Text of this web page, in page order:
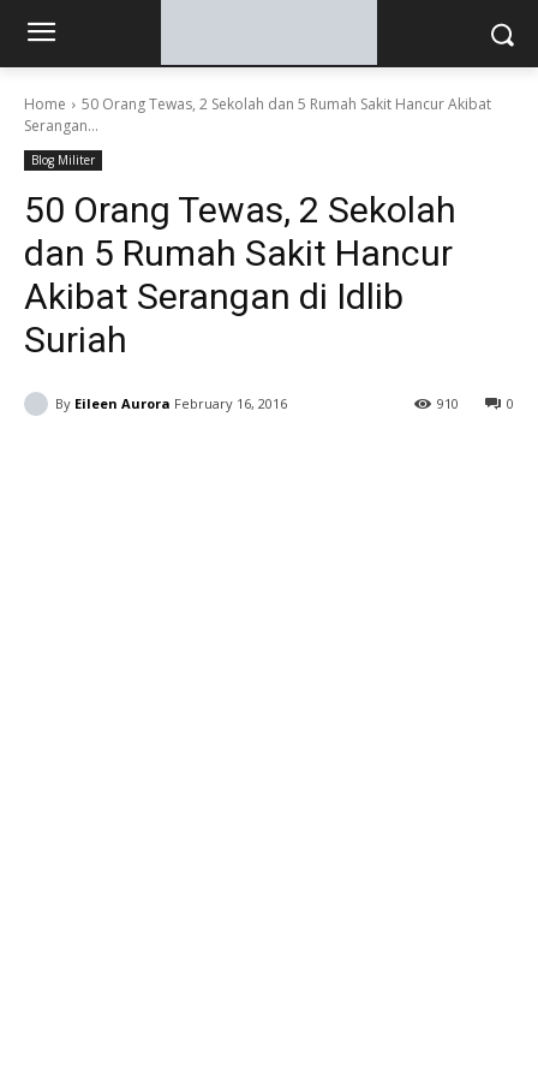
Home
50 Orang Tewas, 2 Sekolah dan 5 Rumah Sakit Hancur Akibat
Serangan...
Blog Militer
50 Orang Tewas, 2 Sekolah
dan 5 Rumah Sakit Hancur
Akibat Serangan di Idlib
Suriah
By Eileen Aurora February 16, 2016 0
910